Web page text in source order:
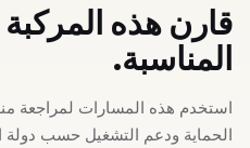
قارن هذه المركبة
المناسبة.
استخدم هذه المسارات لمراجعة
الحماية ودعم التشغيل حسب دولة